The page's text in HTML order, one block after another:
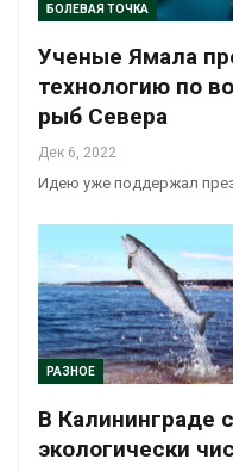
БОЛЕВАЯ ТОЧКА
Ученые Ямала
технологию по
рыб Севера
Дек 6, 2022
Идею уже поддержал
РАЗНОЕ
В Калининграде
экологически